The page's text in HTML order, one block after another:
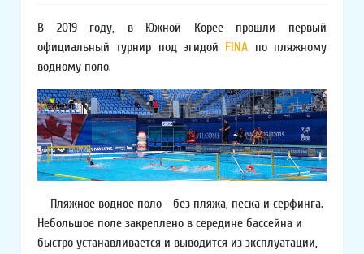
В 2019 году, в Южной Корее прошли первый
официальный турнир под эгидой FINA по пляжному
водному поло.
Пляжное водное поло - без пляжа, песка и серфинга.
Небольшое поле закреплено в середине бассейна и
быстро устанавливается и выводится из эксплуатации,